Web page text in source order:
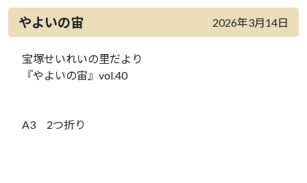
やよいの宙 2026年3月14日
宝塚せいれいの里だより
『やよいの宙』vol.40
A3 2つ折り